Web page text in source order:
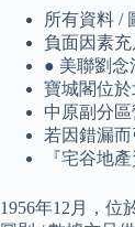
所有資料 /
負面因素
● 美聯劉念
寶城閣位於
中原副分
若因錯漏
『宅谷地
1956年12月，位